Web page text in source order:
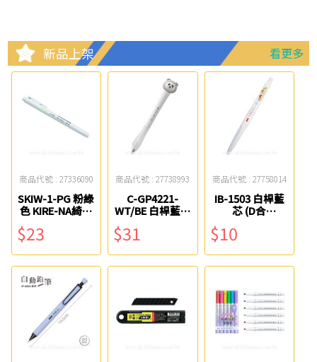
新品上架 看更多
商品代號 : 27336090
SKIW-1-PG 粉綠
色 KIRE-NA綺麗
$23
商品代號 : 27738993
C-GP4221-
WT/BE 白桿藍芯
筆 英士
$31
商品代號 : 27758014
IB-1503 白桿藍
芯 (D合
中油筆 SKB
$10